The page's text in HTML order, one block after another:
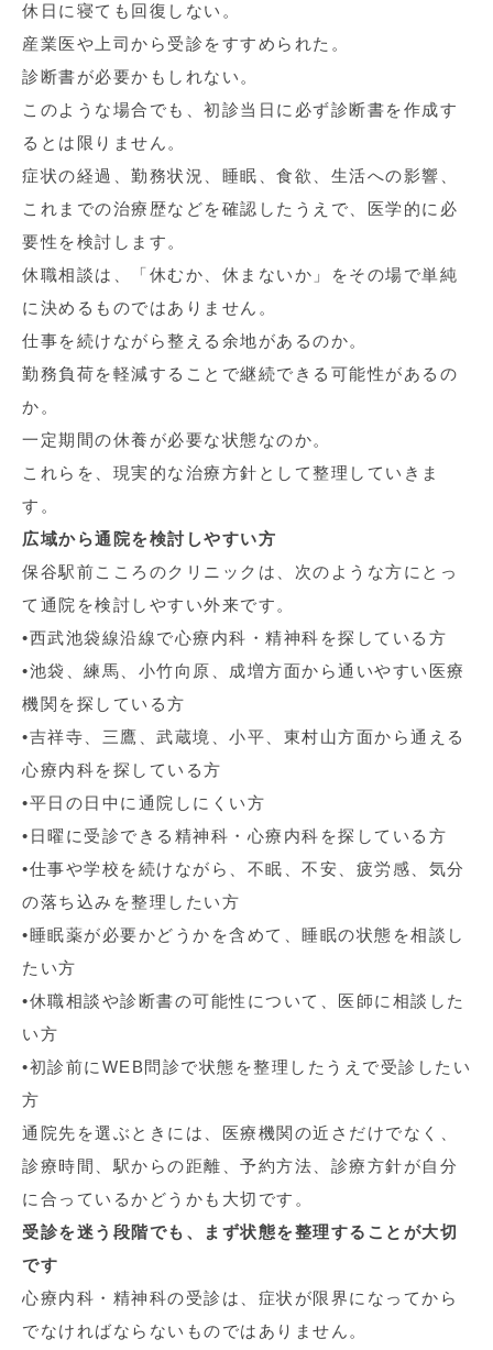
休日に寝ても回復しない。
産業医や上司から受診をすすめられた。
診断書が必要かもしれない。
このような場合でも、初診当日に必ず診断書を作成す
るとは限りません。
症状の経過、勤務状況、睡眠、食欲、生活への影響、
これまでの治療歴などを確認したうえで、医学的に必
要性を検討します。
休職相談は、「休むか、休まないか」をその場で単純
に決めるものではありません。
仕事を続けながら整える余地があるのか。
勤務負荷を軽減することで継続できる可能性があるの
か。
一定期間の休養が必要な状態なのか。
これらを、現実的な治療方針として整理していきま
す。
広域から通院を検討しやすい方
保谷駅前こころのクリニックは、次のような方にとっ
て通院を検討しやすい外来です。
•西武池袋線沿線で心療内科・精神科を探している方
•池袋、練馬、小竹向原、成増方面から通いやすい医療
機関を探している方
•吉祥寺、三鷹、武蔵境、小平、東村山方面から通える
心療内科を探している方
•平日の日中に通院しにくい方
•日曜に受診できる精神科・心療内科を探している方
•仕事や学校を続けながら、不眠、不安、疲労感、気分
の落ち込みを整理したい方
•睡眠薬が必要かどうかを含めて、睡眠の状態を相談し
たい方
•休職相談や診断書の可能性について、医師に相談した
い方
•初診前にWEB問診で状態を整理したうえで受診したい
方
通院先を選ぶときには、医療機関の近さだけでなく、
診療時間、駅からの距離、予約方法、診療方針が自分
に合っているかどうかも大切です。
受診を迷う段階でも、まず状態を整理することが大切
です
心療内科・精神科の受診は、症状が限界になってから
でなければならないものではありません。